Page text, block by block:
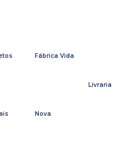
Fábrica Vida
Nova
Livraria